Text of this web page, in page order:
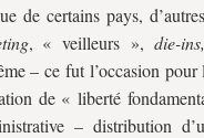
de certains pays,
, « veilleurs »,die-
– ce fut l’occasion pour
de « liberté
– distribution